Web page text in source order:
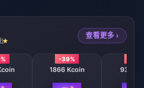
查看更多 ›
-39%
1866 Kcoin 933